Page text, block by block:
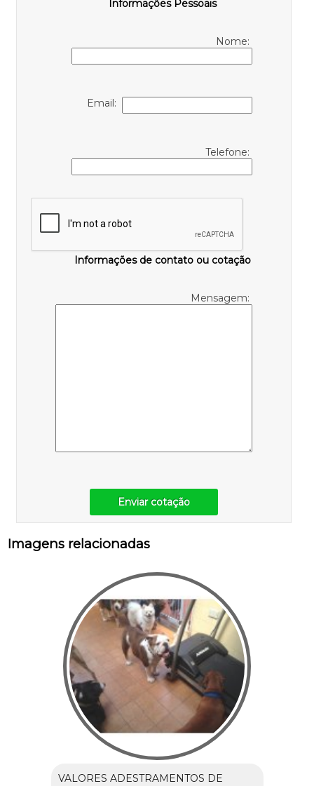
Informações Pessoais
Nome:
Email:
Telefone:
Informações de contato ou cotação
Mensagem:
Enviar cotação
Imagens relacionadas
VALORES ADESTRAMENTOS DE